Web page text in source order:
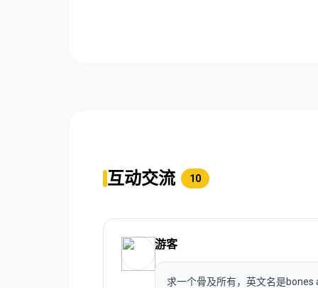
互动交流 10
游客
求一个骨及所有，英文名是bones